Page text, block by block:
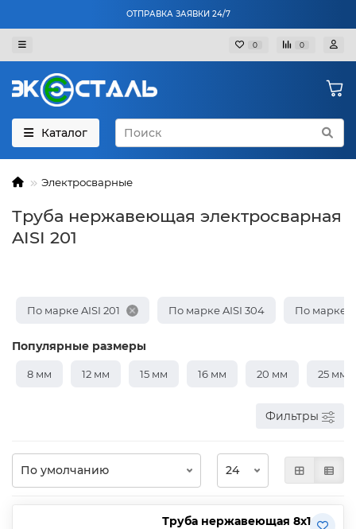
ОТПРАВКА ЗАЯВКИ 24/7
0 0
Каталог
Электросварные
Труба нержавеющая электросварная
AISI 201
По марке AISI 201 По марке AISI 304 По марке
Популярные размеры
8 мм 12 мм 15 мм 16 мм 20 мм 25 мм
Фильтры
Труба нержавеющая 8х1